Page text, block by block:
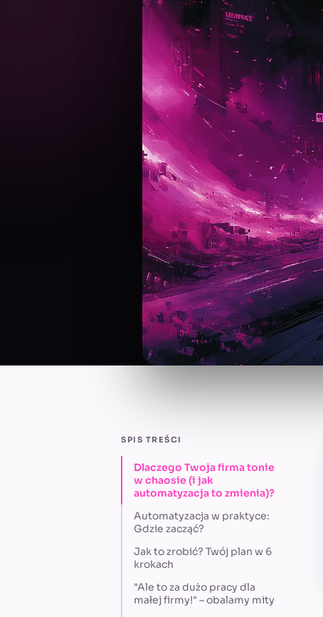
SPIS TREŚCI
Dlaczego Twoja firma tonie
w chaosie (i jak
automatyzacja to zmienia)?
Automatyzacja w praktyce:
Gdzie zacząć?
Jak to zrobić? Twój plan w 6
krokach
"Ale to za dużo pracy dla
małej firmy!" – obalamy mity